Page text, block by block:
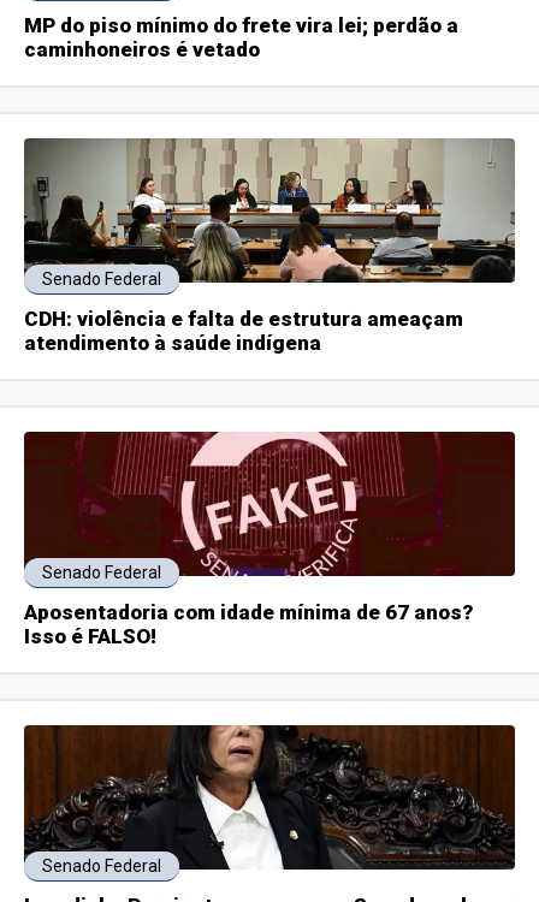
MP do piso mínimo do frete vira lei; perdão a
caminhoneiros é vetado
Senado Federal
CDH: violência e falta de estrutura ameaçam
atendimento à saúde indígena
Senado Federal
Aposentadoria com idade mínima de 67 anos?
Isso é FALSO!
Senado Federal